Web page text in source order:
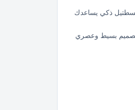
تصميم مربع أو مسطتيل ذكي يساعدك
تصميم بسيط وعصري